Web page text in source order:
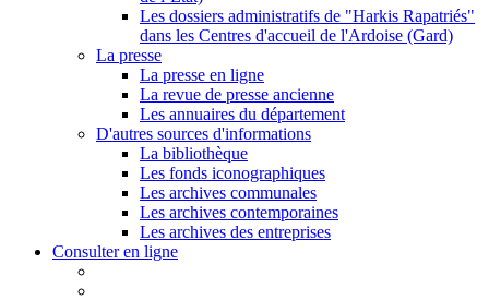
Les dossiers administratifs de "Harkis Rapatriés"
dans les Centres d'accueil de l'Ardoise (Gard)
La presse
La presse en ligne
La revue de presse ancienne
Les annuaires du département
D'autres sources d'informations
La bibliothèque
Les fonds iconographiques
Les archives communales
Les archives contemporaines
Les archives des entreprises
Consulter en ligne